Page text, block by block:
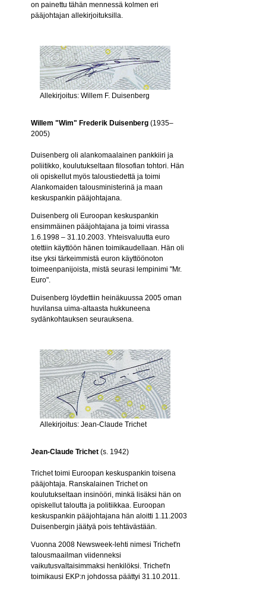
on painettu tähän mennessä kolmen eri
pääjohtajan allekirjoituksilla.
Allekirjoitus: Willem F. Duisenberg
Willem "Wim" Frederik Duisenberg (1935–
2005)
Duisenberg oli alankomaalainen pankkiiri ja
poliitikko, koulutukseltaan filosofian tohtori. Hän
oli opiskellut myös taloustiedettä ja toimi
Alankomaiden talousministerinä ja maan
keskuspankin pääjohtajana.
Duisenberg oli Euroopan keskuspankin
ensimmäinen pääjohtajana ja toimi virassa
1.6.1998 – 31.10.2003. Yhteisvaluutta euro
otettiin käyttöön hänen toimikaudellaan. Hän oli
itse yksi tärkeimmistä euron käyttöönoton
toimeenpanijoista, mistä seurasi lempinimi "Mr.
Euro".
Duisenberg löydettiin heinäkuussa 2005 oman
huvilansa uima-altaasta hukkuneena
sydänkohtauksen seurauksena.
Allekirjoitus: Jean-Claude Trichet
Jean-Claude Trichet (s. 1942)
Trichet toimi Euroopan keskuspankin toisena
pääjohtaja. Ranskalainen Trichet on
koulutukseltaan insinööri, minkä lisäksi hän on
opiskellut taloutta ja politiikkaa. Euroopan
keskuspankin pääjohtajana hän aloitti 1.11.2003
Duisenbergin jäätyä pois tehtävästään.
Vuonna 2008 Newsweek-lehti nimesi Trichet'n
talousmaailman viidenneksi
vaikutusvaltaisimmaksi henkilöksi. Trichet'n
toimikausi EKP:n johdossa päättyi 31.10.2011.